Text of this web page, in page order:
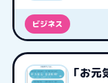
ビジネス
「お